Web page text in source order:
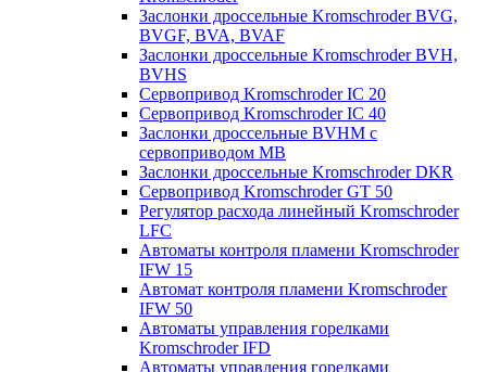
Заслонки дроссельные Kromschroder BVG,
BVGF, BVA, BVAF
Заслонки дроссельные Kromschroder BVH,
BVHS
Сервопривод Kromschroder IC 20
Сервопривод Kromschroder IC 40
Заслонки дроссельные BVHM с
сервоприводом МВ
Заслонки дроссельные Kromschroder DKR
Cервопривод Kromschroder GT 50
Регулятор расхода линейный Kromschroder
LFC
Автоматы контроля пламени Kromschroder
IFW 15
Автомат контроля пламени Kromschroder
IFW 50
Автоматы управления горелками
Kromschroder IFD
Автоматы управления горелками